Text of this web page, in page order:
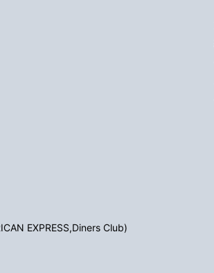
EXPRESS,Diners Club)